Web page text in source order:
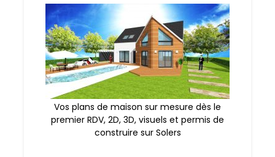
Vos plans de maison sur mesure dès le
premier RDV, 2D, 3D, visuels et permis de
construire sur Solers